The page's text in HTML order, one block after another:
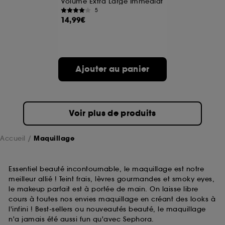
5
14,99€
Ajouter au panier
Voir plus de produits
Accueil Maquillage
Essentiel beauté incontournable, le maquillage est notre
meilleur allié ! Teint frais, lèvres gourmandes et smoky eyes,
le makeup parfait est à portée de main. On laisse libre
cours à toutes nos envies maquillage en créant des looks à
l'infini ! Best-sellers ou nouveautés beauté, le maquillage
n'a jamais été aussi fun qu'avec Sephora.
A l'exception des cookies techniques, le dépôt et la
choix" ci-dessous ou décider de "tout accepter".
Sephora pourra associer les informations de
navigation collectées par ces Cookies, pour les
sur "continuer sans accepter". Voous pouvez à tout
moment choisir de retirer votrte consentement. Si vous
souhaitez obtenir plus d'information sur les cookies